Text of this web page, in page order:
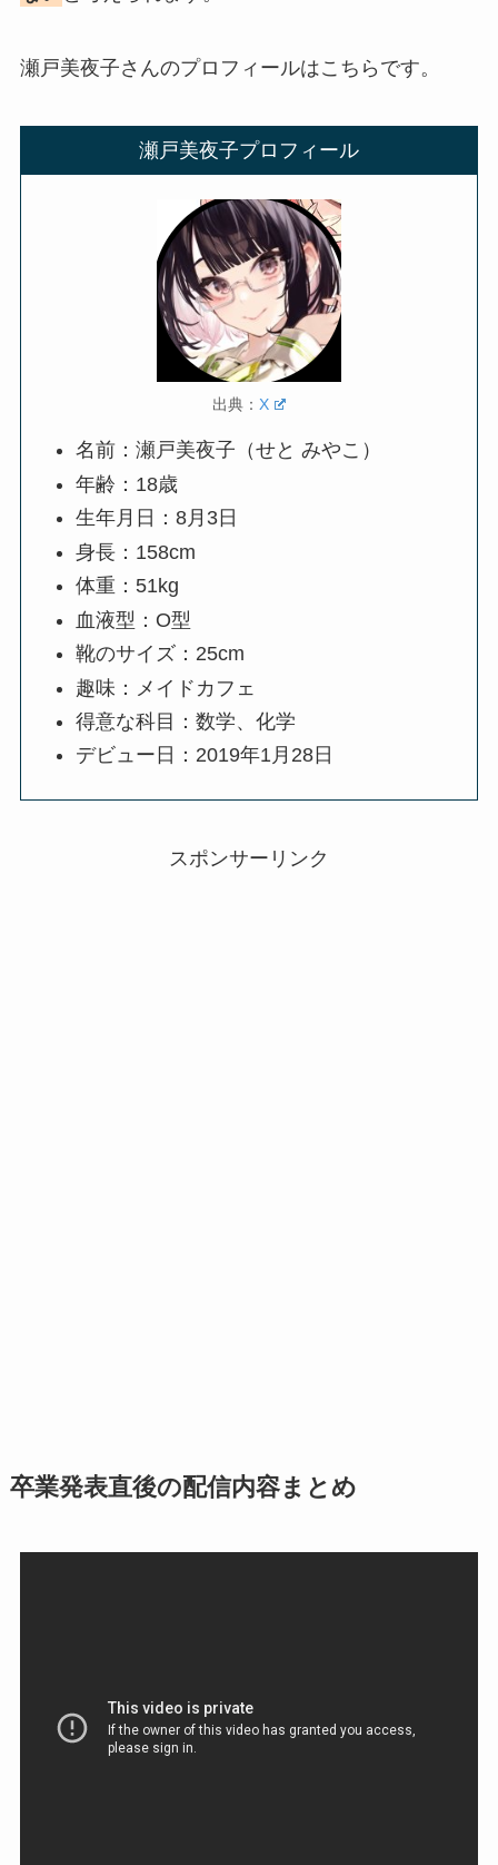
瀬戸美夜子さんのプロフィールはこちらです。
瀬戸美夜子プロフィール
出典：X
名前：瀬戸美夜子（せと みやこ）
年齢：18歳
生年月日：8月3日
身長：158cm
体重：51kg
血液型：O型
靴のサイズ：25cm
趣味：メイドカフェ
得意な科目：数学、化学
デビュー日：2019年1月28日
スポンサーリンク
卒業発表直後の配信内容まとめ